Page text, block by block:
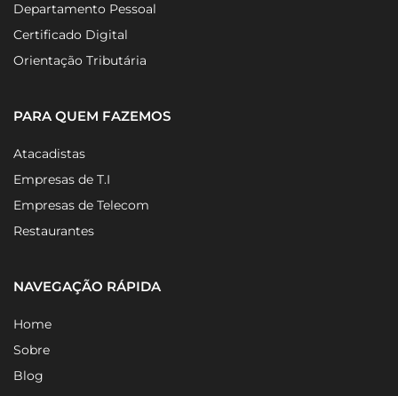
Departamento Pessoal
Certificado Digital
Orientação Tributária
PARA QUEM FAZEMOS
Atacadistas
Empresas de T.I
Empresas de Telecom
Restaurantes
NAVEGAÇÃO RÁPIDA
Home
Sobre
Blog